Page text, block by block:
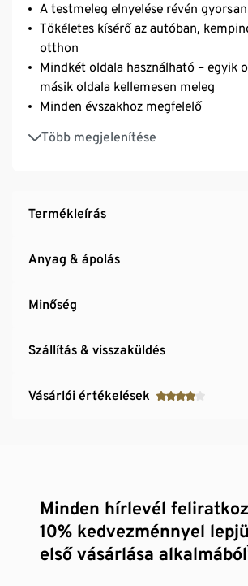
A testmeleg elnyelése révén
Tökéletes kísérő az autóban,
otthon
Mindkét oldala használható – egyik
másik oldala kellemesen meleg
Minden évszakhoz megfelelő
Több megjelenítése
Ágynemű nélkül használható
Biopamuttal
Termékleírás
Anyag & ápolás
Minőség
Szállítás & visszaküldés
Vásárlói értékelések
Minden hírlevél
10% kedvezménnyel
első vásárlása